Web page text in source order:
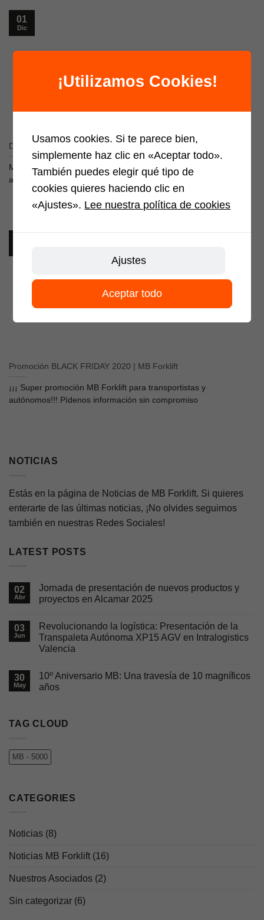
Diciembre, Mes de las ILUSIONES
MB da un paso más para cerrar 2020 con ilusión y negocia traer
alguno de [...]
01
Dic
Promoción BLACK FRIDAY 2020 | MB Forklift
¡¡¡ Super promoción MB Forklift para transportistas y
autónomos!!! Pídenos información sin compromiso
NOTICIAS
Estás en la página de Noticias de MB Forklift. Si quieres
enterarte de las últimas noticias, ¡No olvides seguirnos
también en nuestras Redes Sociales!
LATEST POSTS
02
Abr
Jornada de presentación de nuevos productos y
proyectos en Alcamar 2025
comentarios
en
Jornada
de
nuevos
productos
y
03
Jun
Revolucionando la logística: Presentación de la
Transpaleta Autónoma XP15 AGV en Intralogistics
Valencia
comentarios
Revolucionando
de
XP15
AGV
30
May
10º Aniversario MB: Una travesía de 10 magníficos
años
en
Una
travesía
TAG CLOUD
MB - 5000
CATEGORIES
Noticias (8)
Noticias MB Forklift (16)
Nuestros Asociados (2)
Sin categorizar (6)
¡Utilizamos Cookies!
Usamos cookies. Si te parece bien,
simplemente haz clic en «Aceptar todo».
También puedes elegir qué tipo de
cookies quieres haciendo clic en
«Ajustes». Lee nuestra política de cookies
Ajustes
Aceptar todo